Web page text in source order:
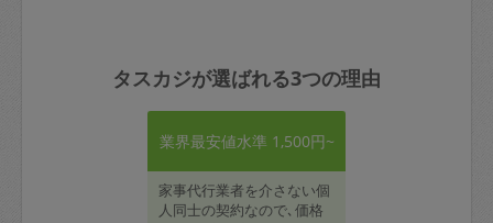
タスカジが選ばれる3つの理由
業界最安値水準 1,500円~
家事代行業者を介さない個
人同士の契約なので､価格